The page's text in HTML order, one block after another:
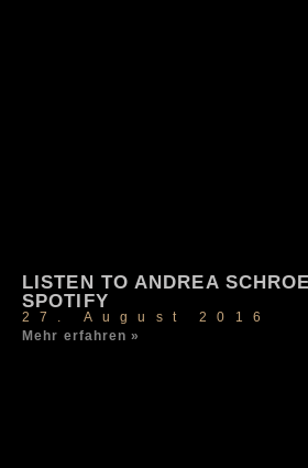
LISTEN TO ANDREA
SPOTIFY
27. August 2016
Mehr erfahren »